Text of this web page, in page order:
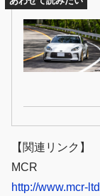
【関連リンク】
MCR
http://www.mcr-